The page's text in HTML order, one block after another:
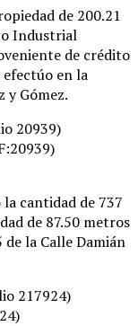
de 200.21
Industrial
de crédito
en la
y Gómez.
20939)
cantidad de 737
de 87.50 metros
la Calle Damián
217924)